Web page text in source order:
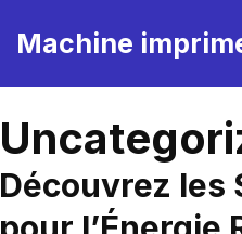
Machine
Découvrez les